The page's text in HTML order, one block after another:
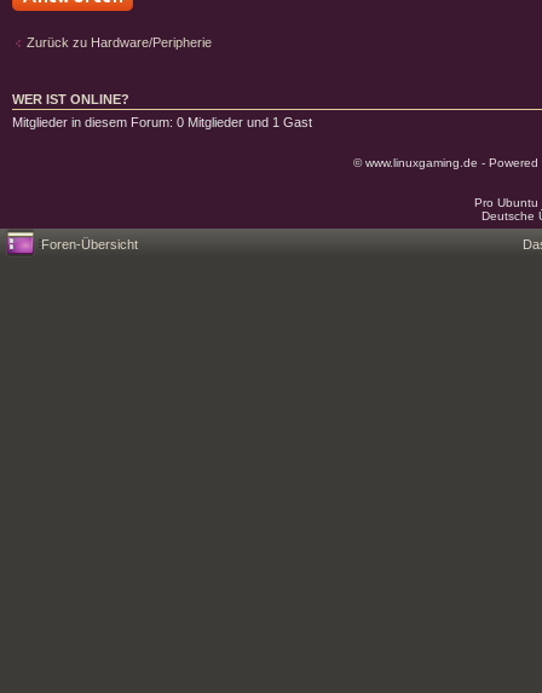
Zurück zu Hardware/Peripherie
WER IST ONLINE?
Mitglieder in diesem Forum: 0 Mitglieder und 1 Gast
© www.linuxgaming.de -
Pro
Deutsche
Foren-Übersicht